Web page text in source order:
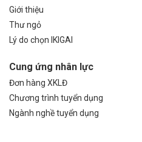
Giới thiệu
Thư ngỏ
Lý do chọn IKIGAI
Cung ứng nhân lực
Đơn hàng XKLĐ
Chương trình tuyển dụng
Ngành nghề tuyển dụng